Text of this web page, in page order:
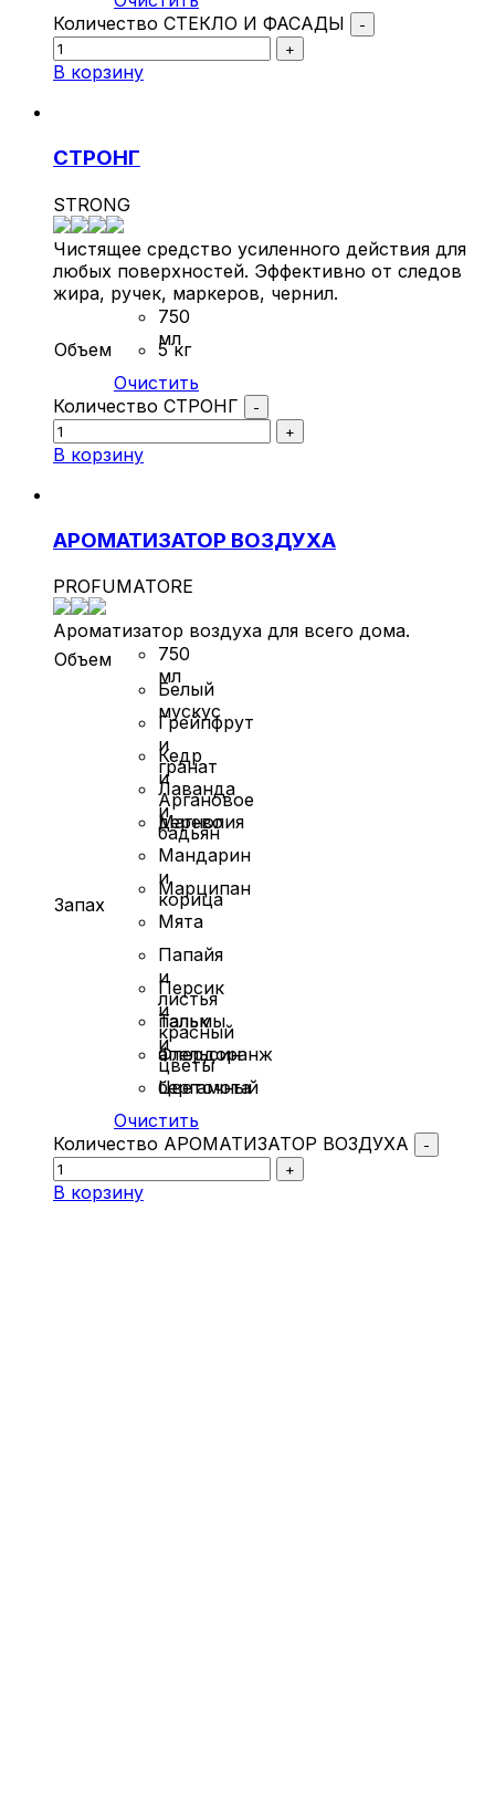
Количество СТЕКЛО И ФАСАДЫ
-
+
В корзину
СТРОНГ
STRONG
Чистящее средство усиленного действия для
любых поверхностей. Эффективно от следов
жира, ручек, маркеров, чернил.
Объем
750
мл
5 кг
Очистить
Количество СТРОНГ
-
+
В корзину
АРОМАТИЗАТОР ВОЗДУХА
PROFUMATORE
Ароматизатор воздуха для всего дома.
Объем
750
мл
Запах
Белый
мускус
Грейпфрут
и
гранат
Кедр
и
Аргановое
дерево
Лаванда
и
бадьян
Магнолия
Мандарин
и
корица
Марципан
Мята
Папайя
и
листья
пальмы
Персик
и
красный
апельсин
Тальк
и
цветы
бергамота
Флердоранж
Цветочный
Очистить
Количество АРОМАТИЗАТОР ВОЗДУХА
-
+
В корзину